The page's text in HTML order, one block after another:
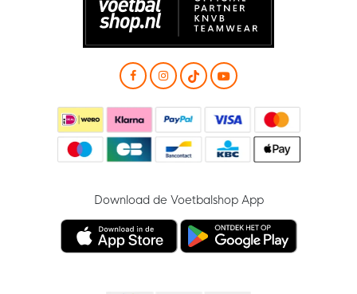
Download de Voetbalshop App